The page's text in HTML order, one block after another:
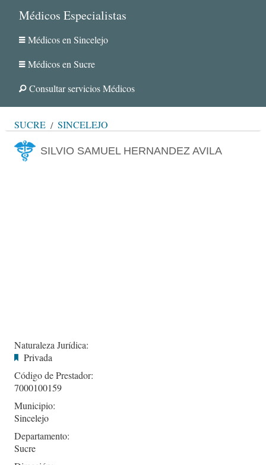
Médicos Especialistas
Médicos en Sincelejo
Médicos en Sucre
Consultar servicios Médicos
SUCRE SINCELEJO
SILVIO SAMUEL HERNANDEZ AVILA
Naturaleza Jurídica:
Privada
Código de Prestador:
7000100159
Municipio:
Sincelejo
Departamento:
Sucre